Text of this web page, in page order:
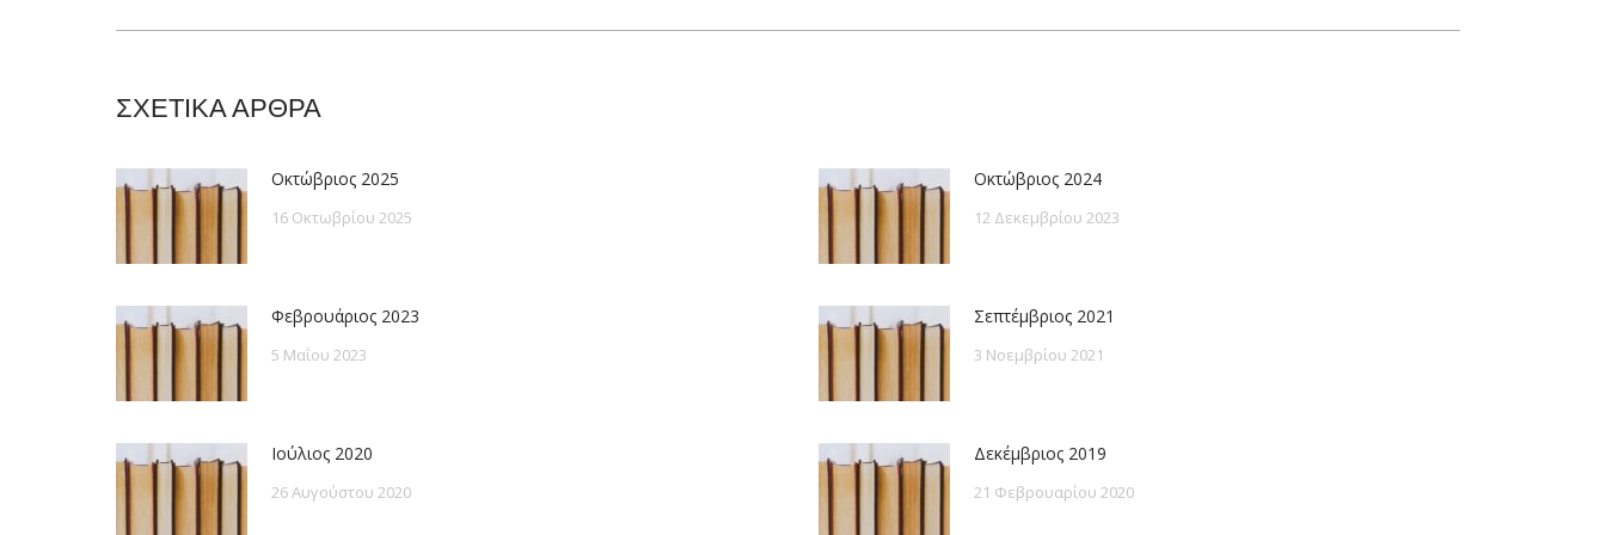
ΣΧΕΤΙΚΑ ΑΡΘΡΑ
Οκτώβριος 2025
16 Οκτωβρίου 2025
Οκτώβριος 2024
12 Δεκεμβρίου 2023
Φεβρουάριος 2023
5 Μαΐου 2023
Σεπτέμβριος 2021
3 Νοεμβρίου 2021
Ιούλιος 2020
26 Αυγούστου 2020
Δεκέμβριος 2019
21 Φεβρουαρίου 2020